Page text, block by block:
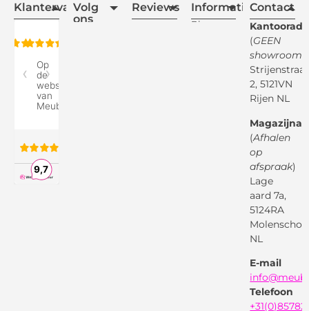
Klantervaring
Volg
ons
Reviews Informatie
Blogs
Retourvoorwaarden
Betaalmethodes
Montageservice
Garantievoorwaarden
Privacybeleid
Contact
(GEEN
showroom
Strijenstraat
2, 5121VN
Rijen NL
(Afhalen
op
afspraak)
Lage
aard 7a,
5124RA
Molenschot
NL
E-mail
Telefoon